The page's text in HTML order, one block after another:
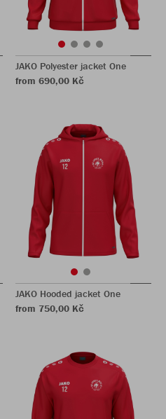
JAKO Polyester jacket One
from 690,00 Kč
JAKO Hooded jacket One
from 750,00 Kč